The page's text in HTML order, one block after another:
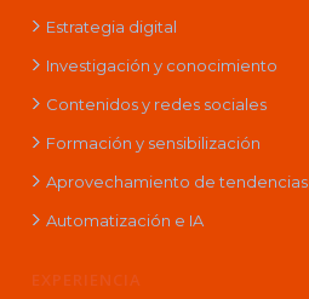
Estrategia digital
Investigación y conocimiento
Contenidos y redes sociales
Formación y sensibilización
Aprovechamiento de tendencias
Automatización e IA
EXPERIENCIA